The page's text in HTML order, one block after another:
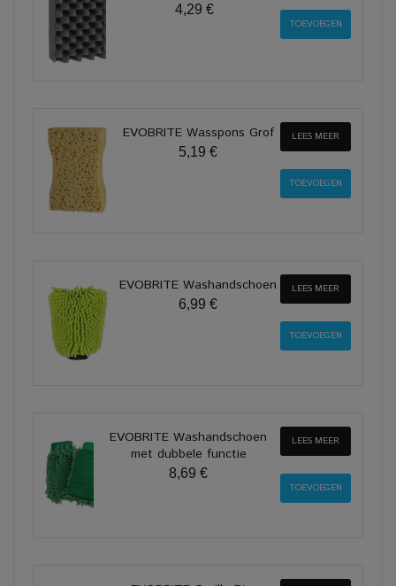
4,29 €
EVOBRITE Wasspons Grof
5,19 €
LEES MEER
EVOBRITE Washandschoen
6,99 €
LEES MEER
EVOBRITE Washandschoen
met dubbele functie
8,69 €
LEES MEER